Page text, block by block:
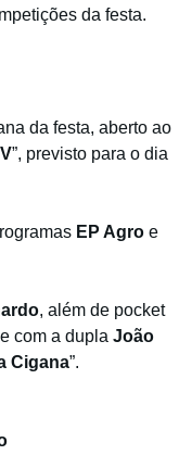
da festa.
da festa, aberto ao
”, previsto para o dia
EP Agro e
, além de pocket
com a dupla João
Cigana”.